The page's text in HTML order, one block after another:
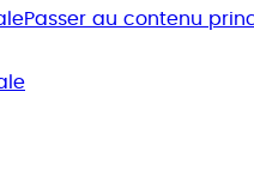
Passer au contenu